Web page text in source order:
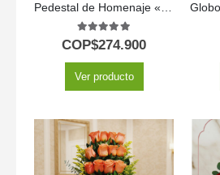
5.00out of 5
COP$274.900
Ver producto